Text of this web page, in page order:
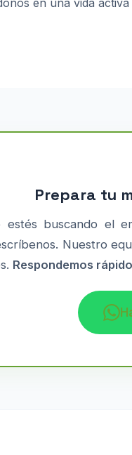
en una vida
Prepara tu
estés buscando el
Nuestro
Respondemos